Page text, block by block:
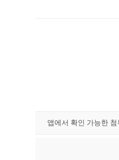
앱에서 확인 가능한